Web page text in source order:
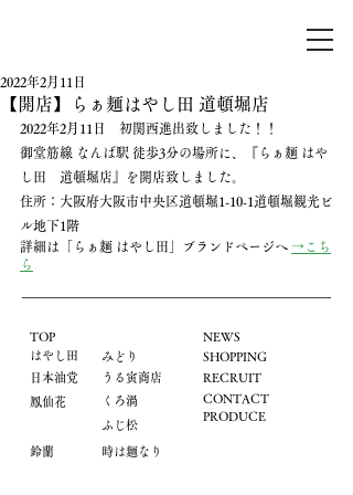
【開店】らぁ麺はやし田 道頓堀店
2022年2月11日
2022年2月11日　初関西進出致しました！！
御堂筋線 なんば駅 徒歩3分の場所に、『らぁ麺 はや
し田　道頓堀店』を開店致しました。
住所：大阪府大阪市中央区道頓堀1-10-1道頓堀観光ビ
ル地下1階
​詳細は「らぁ麺 はやし田」ブランドページへ →こち
ら
TOP
はやし田
​日本油党
鳳仙花
くろ渦
​みどり
うる寅商店
ふじ松
鈴蘭 時は麺なり
NEWS
​SHOPPING
​RECRUIT
CONTACT
PRODUCE